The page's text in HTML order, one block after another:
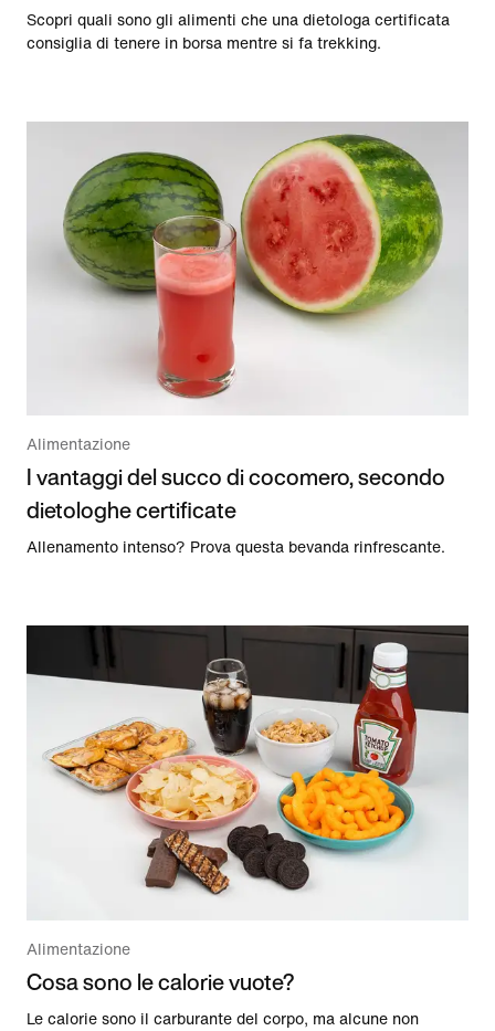
Scopri quali sono gli alimenti che una dietologa certificata
consiglia di tenere in borsa mentre si fa trekking.
Alimentazione
I vantaggi del succo di cocomero, secondo
dietologhe certificate
Allenamento intenso? Prova questa bevanda rinfrescante.
Alimentazione
Cosa sono le calorie vuote?
Le calorie sono il carburante del corpo, ma alcune non